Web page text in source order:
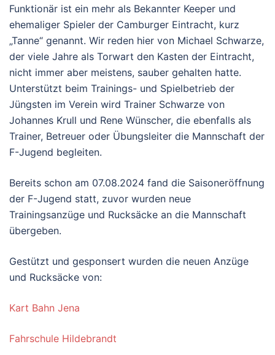
Funktionär ist ein mehr als Bekannter Keeper und
ehemaliger Spieler der Camburger Eintracht, kurz
„Tanne“ genannt. Wir reden hier von Michael Schwarze,
der viele Jahre als Torwart den Kasten der Eintracht,
nicht immer aber meistens, sauber gehalten hatte.
Unterstützt beim Trainings- und Spielbetrieb der
Jüngsten im Verein wird Trainer Schwarze von
Johannes Krull und Rene Wünscher, die ebenfalls als
Trainer, Betreuer oder Übungsleiter die Mannschaft der
F-Jugend begleiten.
Bereits schon am 07.08.2024 fand die Saisoneröffnung
der F-Jugend statt, zuvor wurden neue
Trainingsanzüge und Rucksäcke an die Mannschaft
übergeben.
Gestützt und gesponsert wurden die neuen Anzüge
und Rucksäcke von:
Kart Bahn Jena
Fahrschule Hildebrandt